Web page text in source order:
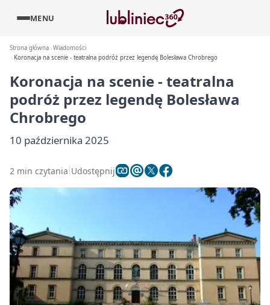
MENU
Strona główna Wiadomości
Koronacja na scenie - teatralna podróż przez legendę Bolesława Chrobrego
Koronacja na scenie - teatralna
podróż przez legendę Bolesława
Chrobrego
10 października 2025
2 min czytania Udostępnij